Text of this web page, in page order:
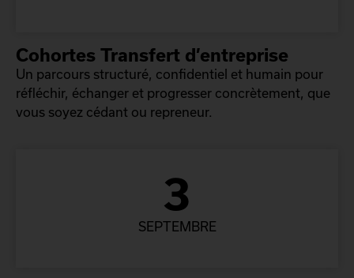
Cohortes Transfert d’entreprise
Un parcours structuré, confidentiel et humain pour
réfléchir, échanger et progresser concrètement, que
vous soyez cédant ou repreneur.
3
SEPTEMBRE